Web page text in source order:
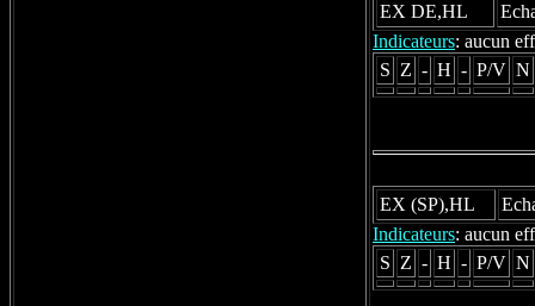
EX DE,HL
Indicateurs: aucun
S Z - H - P/V N
EX (SP),HL
Indicateurs: aucun
S Z - H - P/V N